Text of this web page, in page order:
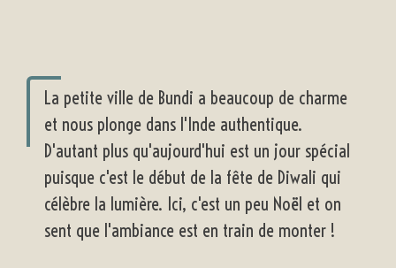
La petite ville de Bundi a beaucoup de charme
et nous plonge dans l'Inde authentique.
D'autant plus qu'aujourd'hui est un jour spécial
puisque c'est le début de la fête de Diwali qui
célèbre la lumière. Ici, c'est un peu Noël et on
sent que l'ambiance est en train de monter !